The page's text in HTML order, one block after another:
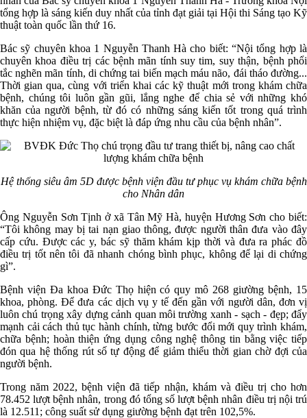
tổng hợp là sáng kiến duy nhất của tỉnh đạt giải tại Hội thi Sáng tạo Kỹ
thuật toàn quốc lần thứ 16.
Bác sỹ chuyên khoa 1 Nguyễn Thanh Hà cho biết: “Nội tổng hợp là
chuyên khoa điều trị các bệnh mãn tính suy tim, suy thận, bệnh phổi
tắc nghẽn mãn tính, di chứng tai biến mạch máu não, đái tháo đường...
Thời gian qua, cùng với triển khai các kỹ thuật mới trong khám chữa
bệnh, chúng tôi luôn gần gũi, lắng nghe để chia sẻ với những khó
khăn của người bệnh, từ đó có những sáng kiến tốt trong quá trình
thực hiện nhiệm vụ, đặc biệt là đáp ứng nhu cầu của bệnh nhân”.
Hệ thống siêu âm 5D được bệnh viện đầu tư phục vụ khám chữa bệnh
cho Nhân dân
Ông Nguyễn Sơn Tịnh ở xã Tân Mỹ Hà, huyện Hương Sơn cho biết:
“Tôi không may bị tai nạn giao thông, được người thân đưa vào đây
cấp cứu. Được các y, bác sỹ thăm khám kịp thời và đưa ra phác đồ
điều trị tốt nên tôi đã nhanh chóng bình phục, không để lại di chứng
gì”.
Bệnh viện Đa khoa Đức Thọ hiện có quy mô 268 giường bệnh, 15
khoa, phòng. Để đưa các dịch vụ y tế đến gần với người dân, đơn vị
luôn chú trọng xây dựng cảnh quan môi trường xanh - sạch - đẹp; đẩy
mạnh cải cách thủ tục hành chính, từng bước đổi mới quy trình khám,
chữa bệnh; hoàn thiện ứng dụng công nghệ thông tin bằng việc tiếp
đón qua hệ thống rút số tự động để giảm thiểu thời gian chờ đợi của
người bệnh.
Trong năm 2022, bệnh viện đã tiếp nhận, khám và điều trị cho hơn
78.452 lượt bệnh nhân, trong đó tổng số lượt bệnh nhân điều trị nội trú
là 12.511; công suất sử dụng giường bệnh đạt trên 102,5%.